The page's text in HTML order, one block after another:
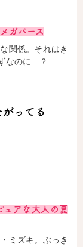
ガバース
関係。それはき
なのに…？
ってる
アな大人の夏
ミズキ。ぶっき